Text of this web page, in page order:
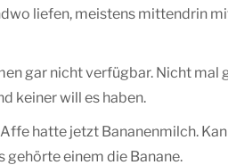
liefen, meistens mittendrin
gar nicht verfügbar. Nicht mal
keiner will es haben.
hatte jetzt Bananenmilch.
gehörte einem die Banane.